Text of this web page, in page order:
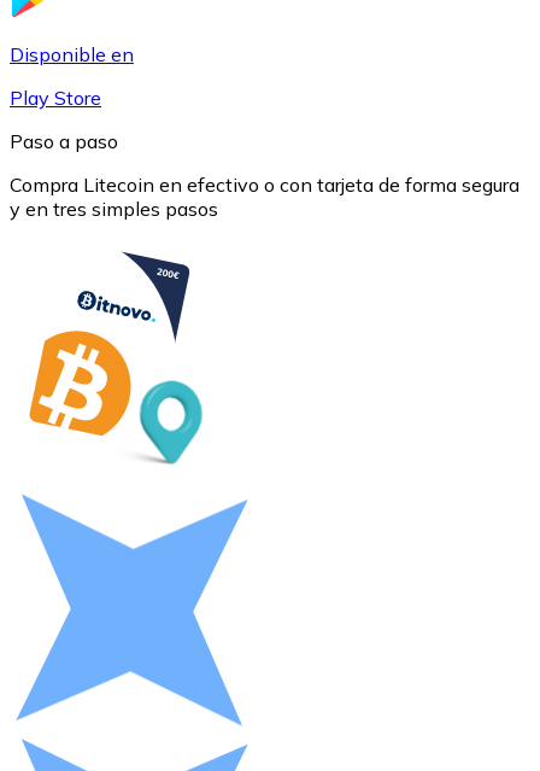
USDC
Litecoin
LTC
XRP
Disponible en
Play Store
Paso a paso
Compra Litecoin en efectivo o con tarjeta de forma segura
y en tres simples pasos